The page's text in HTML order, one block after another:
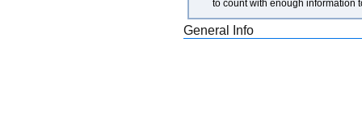
to count with enough information
General Info